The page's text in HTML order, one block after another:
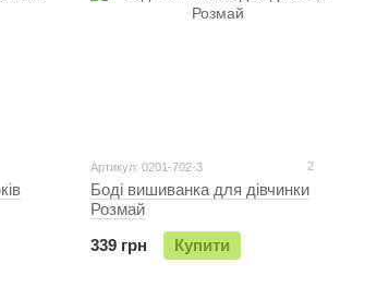
Артикул: 0201-702-3 2
Боді вишиванка для дівчинки
Розмай
339 грн
Купити